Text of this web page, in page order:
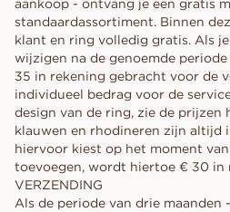
aankoop - ontvang je een gratis
standaardassortiment. Binnen
klant en ring volledig gratis. Als
wijzigen na de genoemde
35 in rekening gebracht voor de
individueel bedrag voor de
design van de ring, zie de prijzen
klauwen en rhodineren zijn altijd
hiervoor kiest op het moment
toevoegen, wordt hiertoe € 30 in
VERZENDING
Als de periode van drie